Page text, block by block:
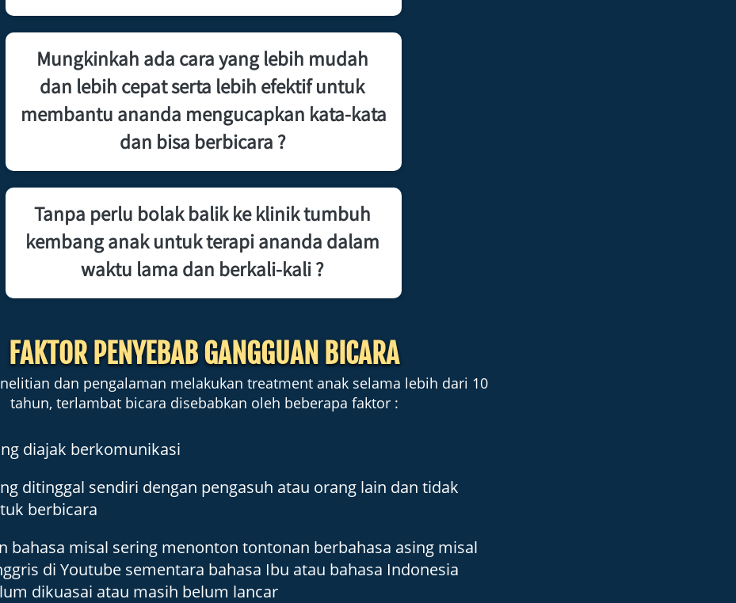
Mungkinkah ada cara yang lebih mudah
dan lebih cepat serta lebih efektif untuk
membantu ananda mengucapkan kata-kata
dan bisa berbicara ?
Tanpa perlu bolak balik ke klinik tumbuh
kembang anak untuk terapi ananda dalam
waktu lama dan berkali-kali ?
FAKTOR PENYEBAB GANGGUAN BICARA
dan pengalaman melakukan treatment anak selama lebih dari 10
tahun, terlambat bicara disebabkan oleh beberapa faktor :
diajak berkomunikasi
ditinggal sendiri dengan pengasuh atau orang lain dan tidak
berbicara
bahasa misal sering menonton tontonan berbahasa asing misal
di Youtube sementara bahasa Ibu atau bahasa Indonesia
dikuasai atau masih belum lancar